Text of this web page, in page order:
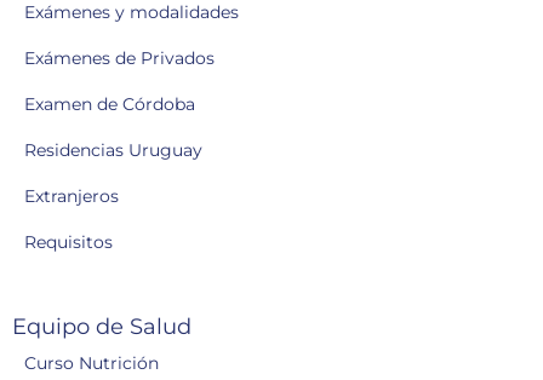
Exámenes y modalidades
Exámenes de Privados
Examen de Córdoba
Residencias Uruguay
Extranjeros
Requisitos
Equipo de Salud
Curso Nutrición